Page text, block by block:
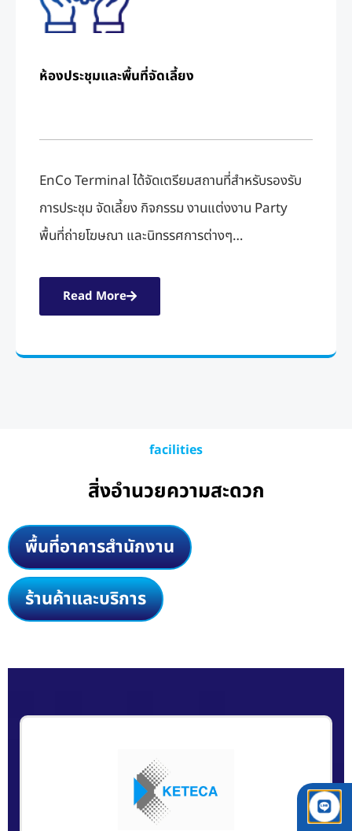
ห้องประชุมและพื้นที่จัดเลี้ยง​
EnCo Terminal ได้จัดเตรียมสถานที่สำหรับรองรับ
การประชุม จัดเลี้ยง กิจกรรม งานแต่งงาน Party
พื้นที่ถ่ายโฆษณา และนิทรรศการต่างๆ…
Read More
facilities
สิ่งอำนวยความสะดวก
พื้นที่อาคารสำนักงาน
ร้านค้าและบริการ